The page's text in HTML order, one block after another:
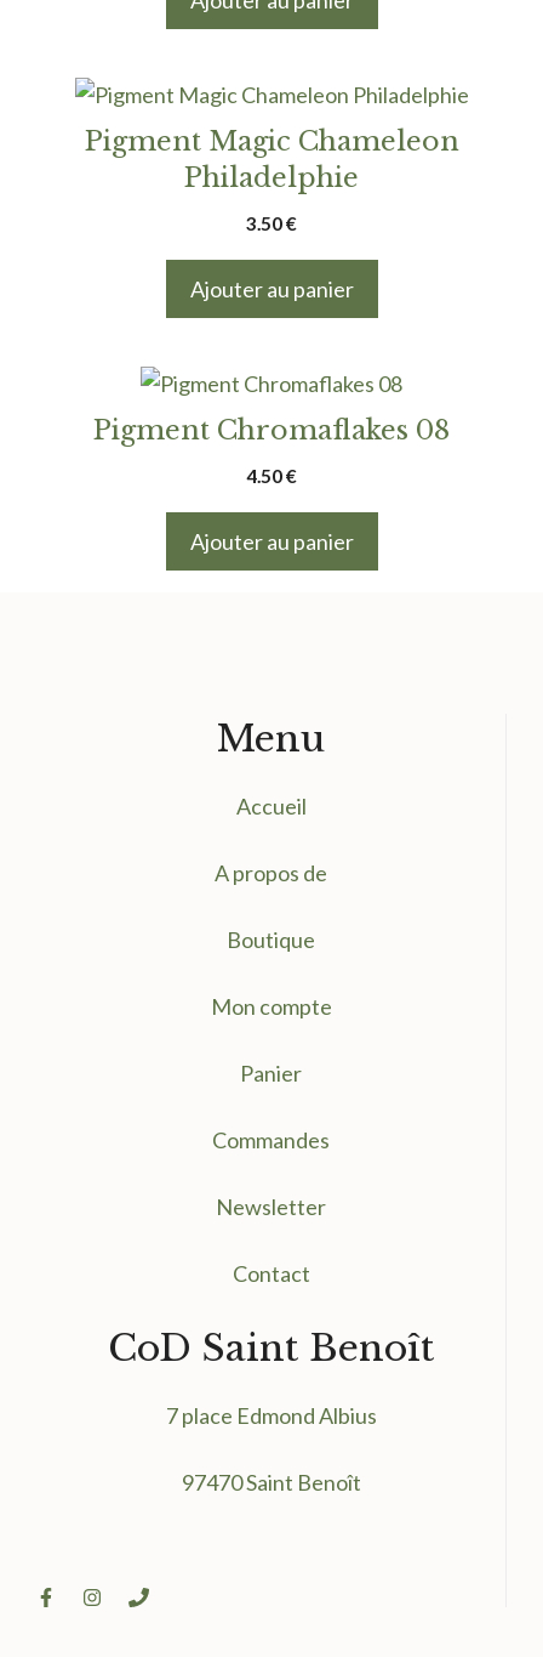
Pigment Magic Chameleon
Philadelphie
3.50€
Ajouter au panier
Pigment Chromaflakes 08
4.50€
Ajouter au panier
Menu
Accueil
A propos de
Boutique
Mon compte
Panier
Commandes
Newsletter
Contact
CoD Saint Benoît
7 place Edmond Albius
97470 Saint Benoît